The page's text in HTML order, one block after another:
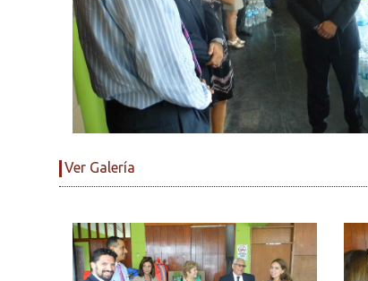
Ver Galería